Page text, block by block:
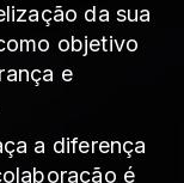
da sua
objetivo
e
a diferença
é